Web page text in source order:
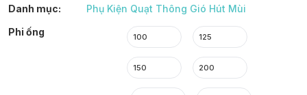
từ
40.000 ₫
đến
92.000 ₫
Danh mục:
Phụ Kiện Quạt Thông Gió Hút Mùi
Phi ống
100 125
150 200